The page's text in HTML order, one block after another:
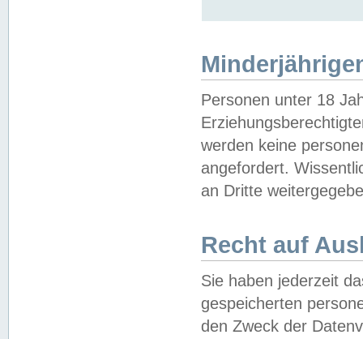
Personen unter 18
werden keine
angefordert.
an Dritte
Recht auf
Sie haben jederzeit
gespeicherten
den Zweck der